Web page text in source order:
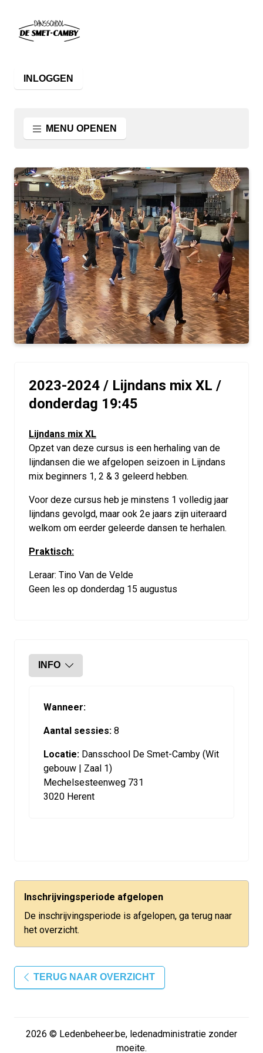
INLOGGEN
MENU OPENEN
2023-2024 / Lijndans mix XL /
donderdag 19:45
Lijndans mix XL
Opzet van deze cursus is een herhaling van de
lijndansen die we afgelopen seizoen in Lijndans
mix beginners 1, 2 & 3 geleerd hebben.
Voor deze cursus heb je minstens 1 volledig jaar
lijndans gevolgd, maar ook 2e jaars zijn uiteraard
welkom om eerder geleerde dansen te herhalen.
Praktisch:
Leraar: Tino Van de Velde
Geen les op donderdag 15 augustus
INFO
Wanneer:
Aantal sessies: 8
Locatie: Dansschool De Smet-Camby (Wit
gebouw | Zaal 1)
Mechelsesteenweg 731
3020 Herent
Inschrijvingsperiode afgelopen
De inschrijvingsperiode is afgelopen, ga terug naar
het overzicht.
TERUG NAAR OVERZICHT
2026 © Ledenbeheer.be, ledenadministratie zonder
moeite.